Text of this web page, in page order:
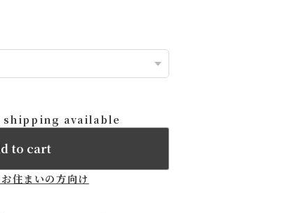
available
to cart
住まいの方向け